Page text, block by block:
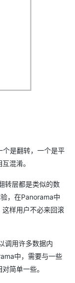
是翻转，一个是平
混淆。
转层都是类似的数
，在Panorama中
样用户不必来回滚
调用许多数据内
中，需要与一些
简单一些。